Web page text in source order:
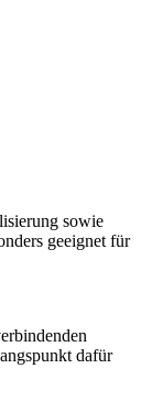
sowie
geeignet für
dafür